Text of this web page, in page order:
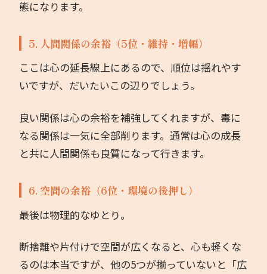
態になります。
5. 人間関係の余裕（5位・維持・増幅）
ここは心の延長線上にあるので、順位は揺れやす
いですが、だいたいこの辺りでしょう。
良い関係は心の余裕を補強してくれますが、毒に
なる関係は一気に全部削ります。通常は心の成長
と共に人間関係も良質になって行きます。
6. 空間の余裕（6位・環境の後押し）
最後は物理的なゆとり。
断捨離や片付けで空間が広くなると、心も軽くな
るのは本当ですが、他の5つが揃っていないと「広